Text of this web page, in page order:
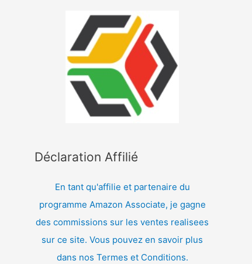
Déclaration Affilié
En tant qu'affilie et partenaire du
programme Amazon Associate, je gagne
des commissions sur les ventes realisees
sur ce site. Vous pouvez en savoir plus
dans nos Termes et Conditions.